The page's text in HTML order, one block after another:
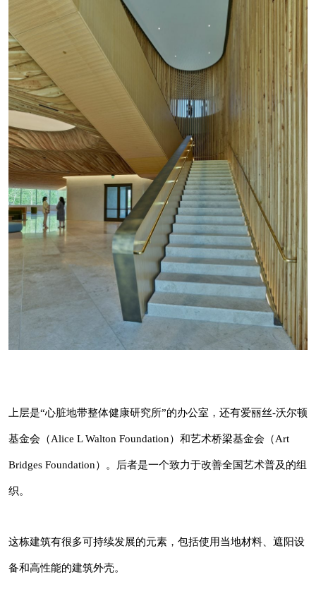
上层是“心脏地带整体健康研究所”的办公室，还
有爱丽丝-沃尔顿基金会（Alice L Walton
Foundation）和艺术桥梁基金会（Art Bridges
Foundation）。后者是一个致力于改善全国艺术
普及的组织。
这栋建筑有很多可持续发展的元素，包括使用当
马龙-布莱克韦尔工作室了解当地的环境，尤其
地形。
上层是“心脏地带整体健康研究所”的办公室，还有爱丽丝-沃尔顿
基金会（Alice L Walton Foundation）和艺术桥梁基金会（Art
Bridges Foundation）。后者是一个致力于改善全国艺术普及的组
织。
这栋建筑有很多可持续发展的元素，包括使用当地材料、遮阳设
备和高性能的建筑外壳。